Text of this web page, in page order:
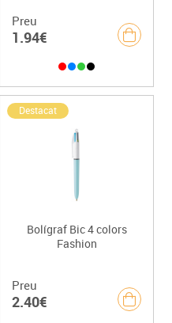
Preu
1.94€
Destacat
Bolígraf Bic 4 colors
Fashion
Preu
2.40€